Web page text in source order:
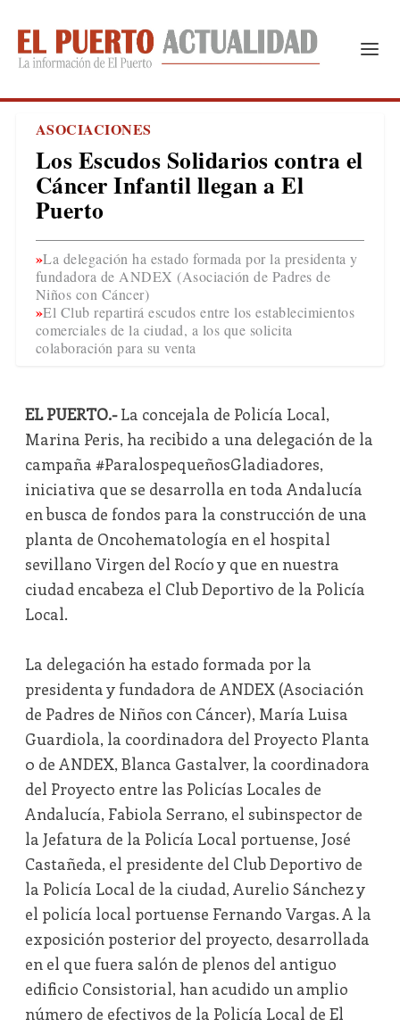
ASOCIACIONES
Los Escudos Solidarios contra el
Cáncer Infantil llegan a El
Puerto
La delegación ha estado formada por la presidenta y
fundadora de ANDEX (Asociación de Padres de
Niños con Cáncer)
El Club repartirá escudos entre los establecimientos
comerciales de la ciudad, a los que solicita
colaboración para su venta
EL PUERTO.-La concejala de Policía Local,
Marina Peris, ha recibido a una delegación de la
campaña #ParalospequeñosGladiadores,
iniciativa que se desarrolla en toda Andalucía
en busca de fondos para la construcción de una
planta de Oncohematología en el hospital
sevillano Virgen del Rocío y que en nuestra
ciudad encabeza el Club Deportivo de la Policía
Local.
La delegación ha estado formada por la
presidenta y fundadora de ANDEX (Asociación
de Padres de Niños con Cáncer), María Luisa
Guardiola, la coordinadora del Proyecto Planta
0 de ANDEX, Blanca Gastalver, la coordinadora
del Proyecto entre las Policías Locales de
Andalucía, Fabiola Serrano, el subinspector de
la Jefatura de la Policía Local portuense, José
Castañeda, el presidente del Club Deportivo de
la Policía Local de la ciudad, Aurelio Sánchez y
el policía local portuense Fernando Vargas. A la
exposición posterior del proyecto, desarrollada
en el que fuera salón de plenos del antiguo
edificio Consistorial, han acudido un amplio
número de efectivos de la Policía Local de El